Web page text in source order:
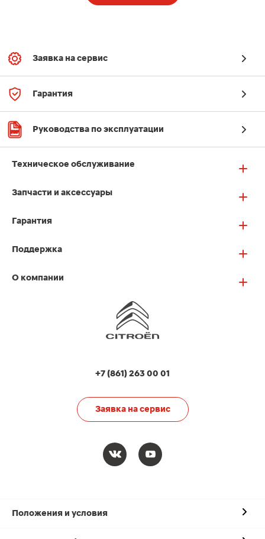
Заявка на сервис
Гарантия
Руководства по эксплуатации
Техническое обслуживание
Запчасти и аксессуары
Гарантия
Поддержка
О компании
+7 (861) 263 00 01
Заявка на сервис
Положения и условия